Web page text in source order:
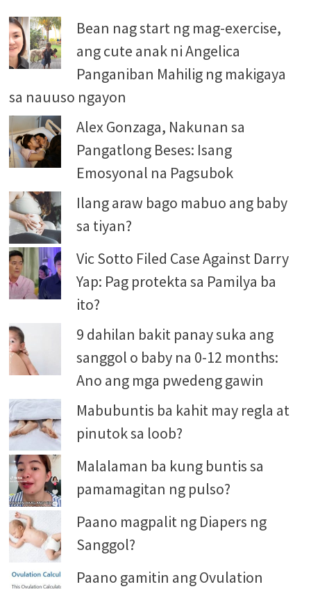
Bean nag start ng mag-exercise,
ang cute anak ni Angelica
Panganiban Mahilig ng makigaya
sa nauuso ngayon
Alex Gonzaga, Nakunan sa
Pangatlong Beses: Isang
Emosyonal na Pagsubok
Ilang araw bago mabuo ang baby
sa tiyan?
Vic Sotto Filed Case Against Darry
Yap: Pag protekta sa Pamilya ba
ito?
9 dahilan bakit panay suka ang
sanggol o baby na 0-12 months:
Ano ang mga pwedeng gawin
Mabubuntis ba kahit may regla at
pinutok sa loob?
Malalaman ba kung buntis sa
pamamagitan ng pulso?
Paano magpalit ng Diapers ng
Sanggol?
Paano gamitin ang Ovulation